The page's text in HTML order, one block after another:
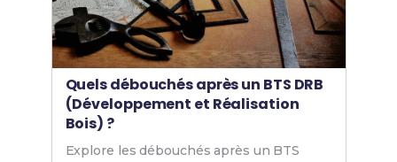
Quels débouchés après un BTS DRB
(Développement et Réalisation
Bois) ?
Explore les débouchés après un BTS